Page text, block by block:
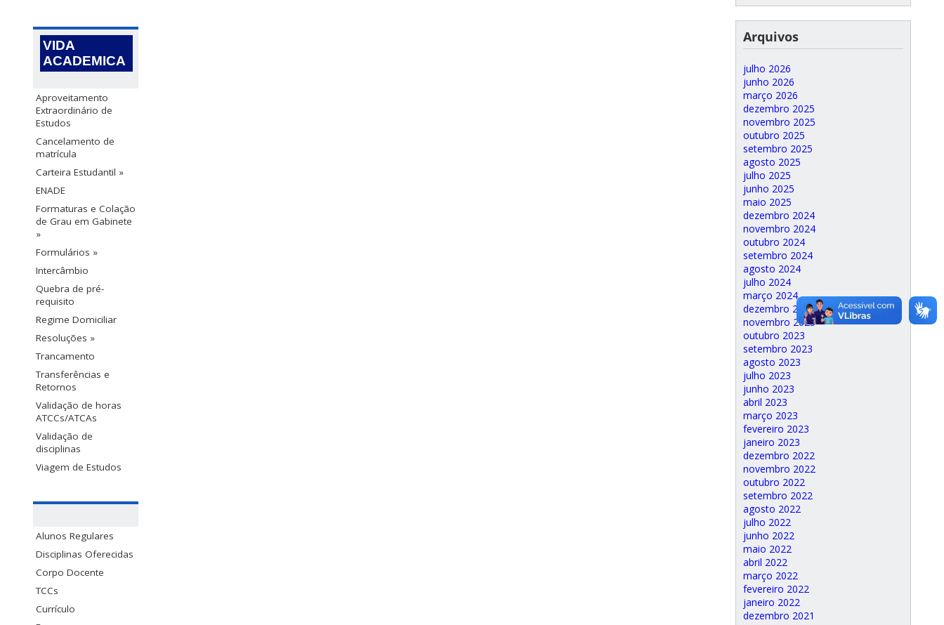
VIDA
ACADEMICA
Aproveitamento
Extraordinário de
Estudos
Cancelamento de
matrícula
Carteira Estudantil »
ENADE
Formaturas e Colação
de Grau em Gabinete
»
Formulários »
Intercâmbio
Quebra de pré-
requisito
Regime Domiciliar
Resoluções »
Trancamento
Transferências e
Retornos
Validação de horas
ATCCs/ATCAs
Validação de
disciplinas
Viagem de Estudos
Alunos Regulares
Disciplinas Oferecidas
Corpo Docente
TCCs
Currículo
Arquivos
julho 2026
junho 2026
março 2026
dezembro 2025
novembro 2025
outubro 2025
setembro 2025
agosto 2025
julho 2025
junho 2025
maio 2025
dezembro 2024
novembro 2024
outubro 2024
setembro 2024
agosto 2024
julho 2024
março 2024
dezembro 2023
novembro 2023
outubro 2023
setembro 2023
agosto 2023
julho 2023
junho 2023
abril 2023
março 2023
fevereiro 2023
janeiro 2023
dezembro 2022
novembro 2022
outubro 2022
setembro 2022
agosto 2022
julho 2022
junho 2022
maio 2022
abril 2022
março 2022
fevereiro 2022
janeiro 2022
dezembro 2021